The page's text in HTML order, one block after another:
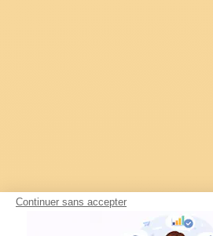
Continuer sans accepter